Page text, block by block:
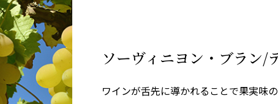
ソーヴィニヨン・ブラン/
ワインが舌先に導かれることで果実味